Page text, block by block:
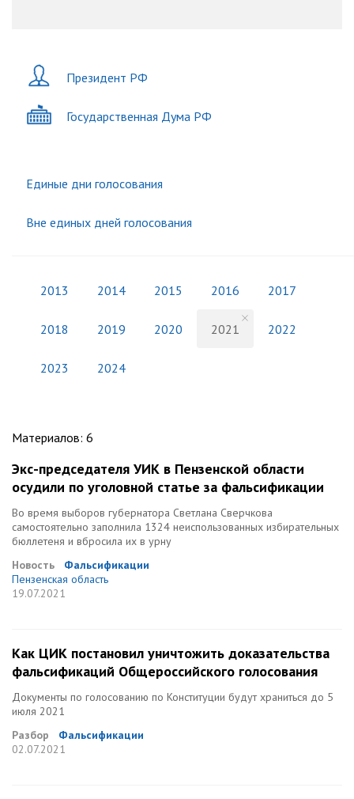
Президент РФ
Государственная Дума РФ
Единые дни голосования
Вне единых дней голосования
2013 2014 2015 2016 2017
2018 2019 2020 2021 2022
2023 2024
Материалов: 6
Экс-председателя УИК в Пензенской области
осудили по уголовной статье за фальсификации
Во время выборов губернатора Светлана Сверчкова
самостоятельно заполнила 1324 неиспользованных избирательных
бюллетеня и вбросила их в урну
Новость
Фальсификации
Пензенская область
19.07.2021
Как ЦИК постановил уничтожить доказательства
фальсификаций Общероссийского голосования
Документы по голосованию по Конституции будут храниться до 5
июля 2021
Разбор
Фальсификации
02.07.2021